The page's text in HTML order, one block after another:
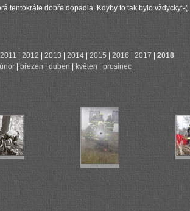
tentokráte dobře dopadla. Kdyby to tak bylo vždycky:-(.
2011 2012 2013 2014| 2015 2016 2017
2018
únor| březen duben květen prosinec